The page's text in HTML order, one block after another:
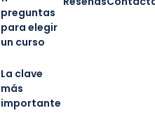
preguntas
para elegir
un curso
La clave
más
importante